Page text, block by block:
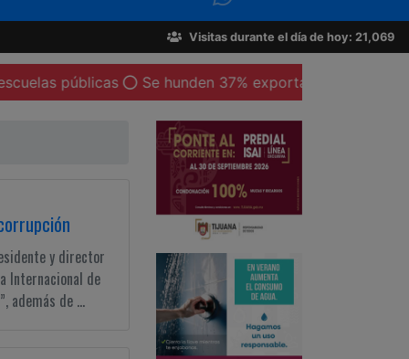
Visitas durante el día de hoy: 21,069
Se hunden 37% exportaciones de maquiladoras
y director
Internacional de
además de ...